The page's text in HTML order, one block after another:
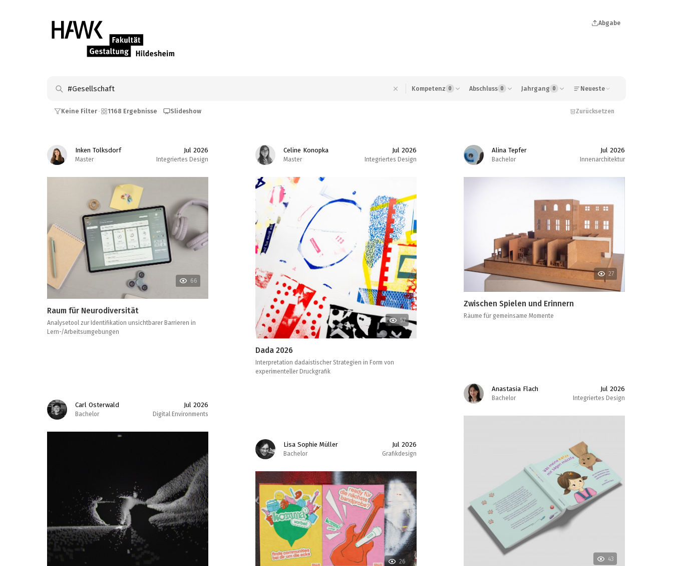
Abgabe
Kompetenz 0 Abschluss 0 Jahrgang 0 Neueste
Keine Filter · 1168 Ergebnisse Slideshow Zurücksetzen
Inken Tolksdorf
Master
Jul 2026
Integriertes Design
66
Raum für Neurodiversität
Analysetool zur Identifikation unsichtbarer Barrieren in
Lern-/Arbeitsumgebungen
Celine Konopka
Master
Jul 2026
Integriertes Design
57
Dada 2026
Interpretation dadaistischer Strategien in Form von
experimenteller Druckgrafik
Alina Tepfer
Bachelor
Jul 2026
Innenarchitektur
27
Zwischen Spielen und Erinnern
Räume für gemeinsame Momente
Anastasia Flach
Bachelor
Jul 2026
Integriertes Design
43
Carl Osterwald
Bachelor
Jul 2026
Digital Environments
Lisa Sophie Müller
Bachelor
Jul 2026
Grafikdesign
26